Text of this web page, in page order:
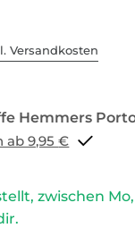
Versandkosten
Portoflat schon ab 9,95 €
zwischen